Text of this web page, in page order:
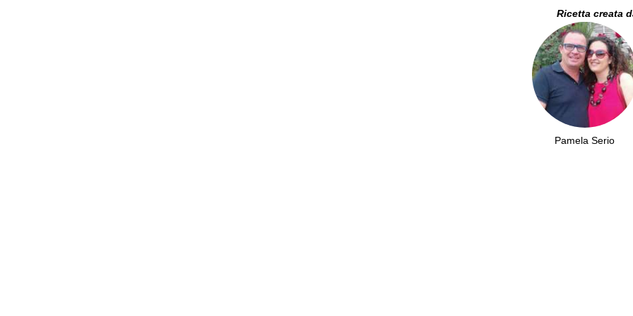
Ricetta creata
Pamela Serio